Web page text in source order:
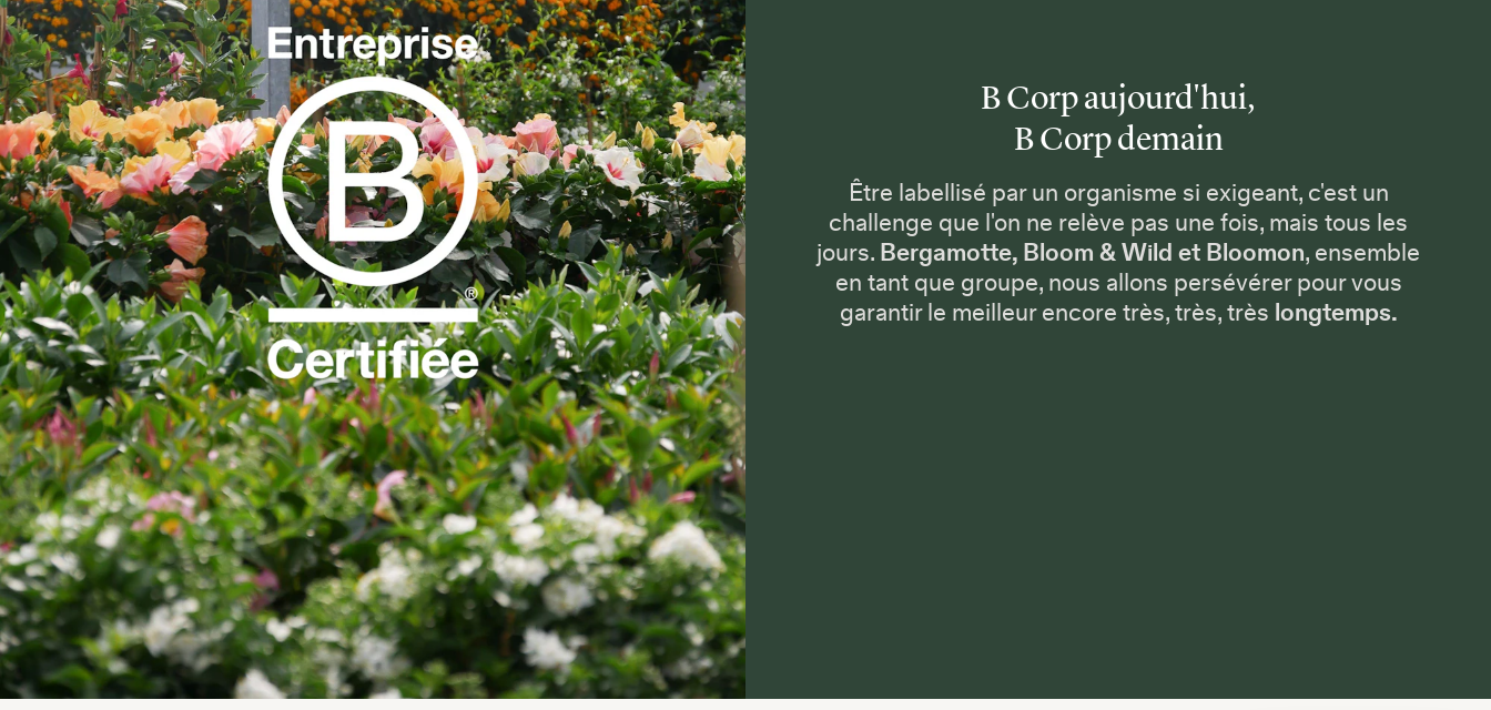
B Corp aujourd'hui,
B Corp demain
Être labellisé par un organisme si exigeant, c'est un
challenge que l'on ne relève pas une fois, mais tous les
jours. Bergamotte, Bloom & Wild et Bloomon, ensemble
en tant que groupe, nous allons persévérer pour vous
garantir le meilleur encore très, très, très longtemps.